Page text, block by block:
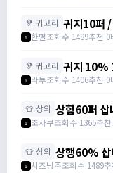
🦻 귀고리 귀지10퍼
https://
1 한별조회수 1489추천 0
🦻 귀고리 귀지 10%
오픈카톡
1 라투조회수 1406추천 0
👕 상의 상힘60퍼
https://
1 조사쿠조회수 1365추
👕 상의 상행60% 삽
/ https://
1 시즈닝주조회수 1489